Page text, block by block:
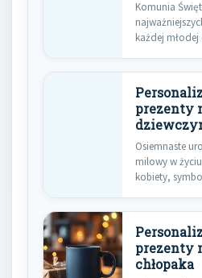
Komunia
każdej młodej
prezenty
Osiemnaste
milowy w
kobiety,
prezenty
chłopaka